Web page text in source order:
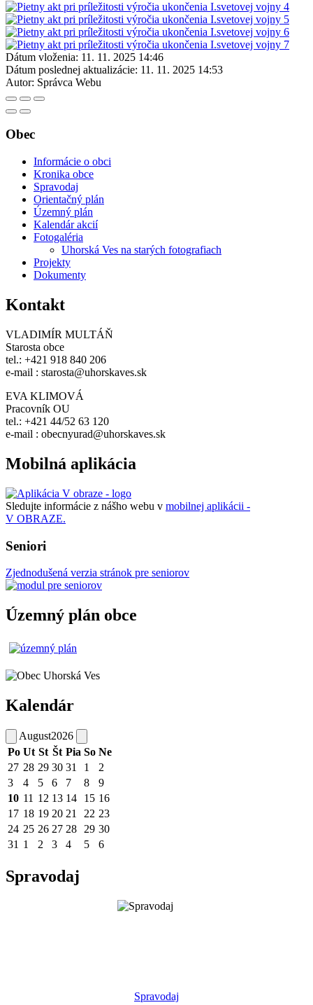
Dátum vloženia: 11. 11. 2025 14:46
Dátum poslednej aktualizácie: 11. 11. 2025 14:53
Autor: Správca Webu
Obec
Informácie o obci
Kronika obce
Spravodaj
Orientačný plán
Územný plán
Kalendár akcií
Fotogaléria
Uhorská Ves na starých fotografiach
Projekty
Dokumenty
Kontakt
VLADIMÍR MULTÁŇ
Starosta obce
tel.: +421 918 840 206
e-mail : starosta@uhorskaves.sk
EVA KLIMOVÁ
Pracovník OU
tel.: +421 44/52 63 120
e-mail : obecnyurad@uhorskaves.sk
Mobilná aplikácia
Sledujte informácie z nášho webu v mobilnej aplikácii -
V OBRAZE.
Seniori
Zjednodušená verzia stránok pre seniorov
Územný plán obce
Kalendár
August2026
Po Ut St Št Pia So Ne
27 28 29 30 31 1
2
3
4 5 6 7 8
9
10 11 12 13 14 15 16
17 18 19 20 21 22 23
24 25 26 27 28 29 30
31 1 2 3 4 5 6
Spravodaj
Spravodaj